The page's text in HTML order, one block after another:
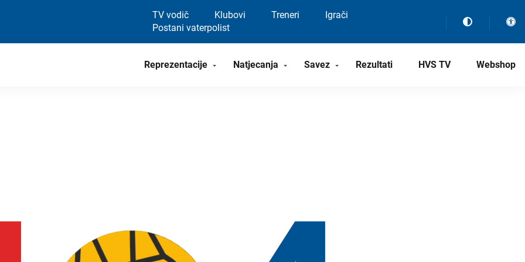
TV vodič Klubovi Treneri
Igrači
Postani vaterpolist
Reprezentacije Natjecanja Savez Rezultati HVS TV Webshop